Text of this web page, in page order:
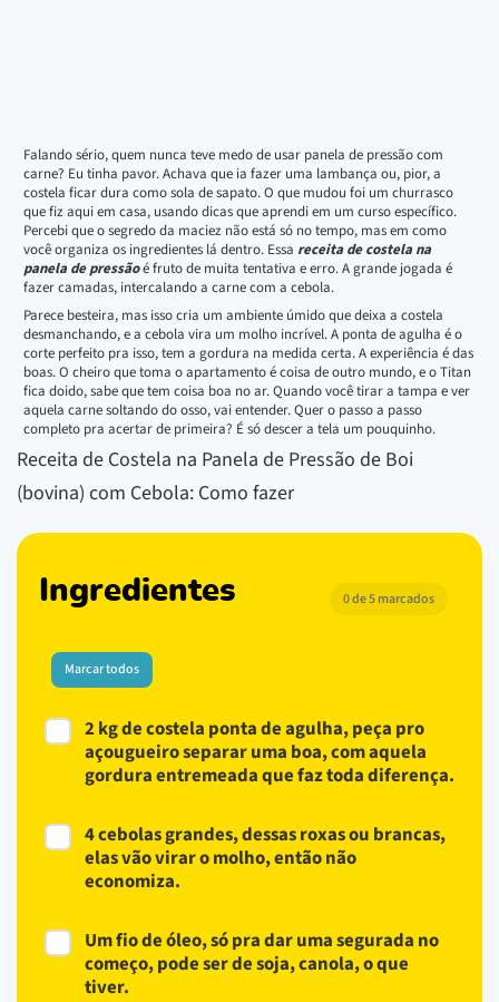
Falando sério, quem nunca teve medo de usar panela de pressão com
carne? Eu tinha pavor. Achava que ia fazer uma lambança ou, pior, a
costela ficar dura como sola de sapato. O que mudou foi um churrasco
que fiz aqui em casa, usando dicas que aprendi em um curso específico.
Percebi que o segredo da maciez não está só no tempo, mas em como
você organiza os ingredientes lá dentro. Essa receita de costela na
panela de pressãoé fruto de muita tentativa e erro. A grande jogada é
fazer camadas, intercalando a carne com a cebola.
Parece besteira, mas isso cria um ambiente úmido que deixa a costela
desmanchando, e a cebola vira um molho incrível. A ponta de agulha é o
corte perfeito pra isso, tem a gordura na medida certa. A experiência é das
boas. O cheiro que toma o apartamento é coisa de outro mundo, e o Titan
fica doido, sabe que tem coisa boa no ar. Quando você tirar a tampa e ver
aquela carne soltando do osso, vai entender. Quer o passo a passo
completo pra acertar de primeira? É só descer a tela um pouquinho.
Receita de Costela na Panela de Pressão de Boi
(bovina) com Cebola: Como fazer
Ingredientes 0 de 5 marcados
Marcar todos
2 kg de costela ponta de agulha, peça pro
açougueiro separar uma boa, com aquela
gordura entremeada que faz toda diferença.
4 cebolas grandes, dessas roxas ou brancas,
elas vão virar o molho, então não
economiza.
Um fio de óleo, só pra dar uma segurada no
começo, pode ser de soja, canola, o que
tiver.